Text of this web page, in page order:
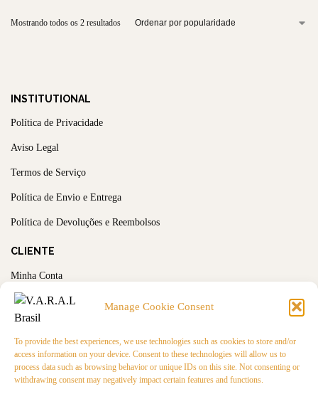
Manage Cookie Consent
To provide the best experiences, we use technologies such as cookies to store and/or
access information on your device. Consent to these technologies will allow us to
process data such as browsing behavior or unique IDs on this site. Not consenting or
withdrawing consent may negatively impact certain features and functions.
Mostrando todos os 2 resultados
INSTITUTIONAL
Política de Privacidade
Aviso Legal
Termos de Serviço
Política de Envio e Entrega
Política de Devoluções e Reembolsos
CLIENTE
Minha Conta
Meus Pedidos